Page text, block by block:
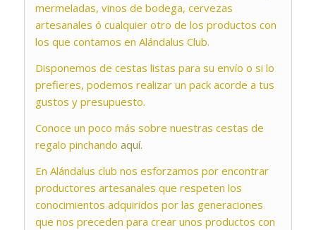
mermeladas, vinos de bodega, cervezas
artesanales ó cualquier otro de los productos con
los que contamos en Alándalus Club.
Disponemos de cestas listas para su envío o si lo
prefieres, podemos realizar un pack acorde a tus
gustos y presupuesto.
Conoce un poco más sobre nuestras cestas de
regalo pinchando aquí.
En Alándalus club nos esforzamos por encontrar
productores artesanales que respeten los
conocimientos adquiridos por las generaciones
que nos preceden para crear unos productos con